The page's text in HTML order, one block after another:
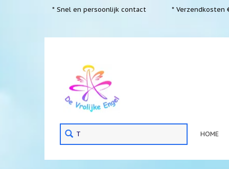
* Snel en persoonlijk contact * Verzendkosten
HOME